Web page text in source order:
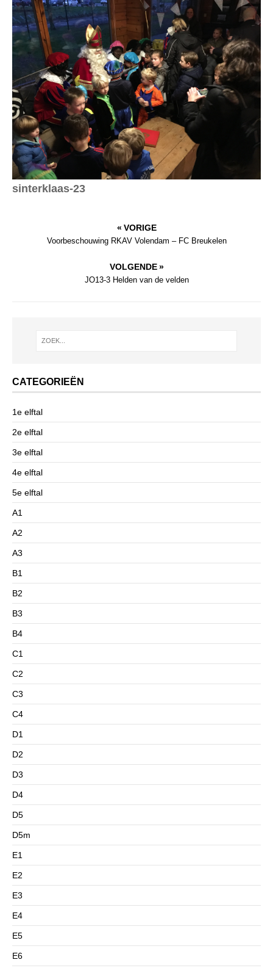
sinterklaas-23
« VORIGE
Voorbeschouwing RKAV Volendam – FC Breukelen
VOLGENDE »
JO13-3 Helden van de velden
CATEGORIEËN
1e elftal
2e elftal
3e elftal
4e elftal
5e elftal
A1
A2
A3
B1
B2
B3
B4
C1
C2
C3
C4
D1
D2
D3
D4
D5
D5m
E1
E2
E3
E4
E5
E6